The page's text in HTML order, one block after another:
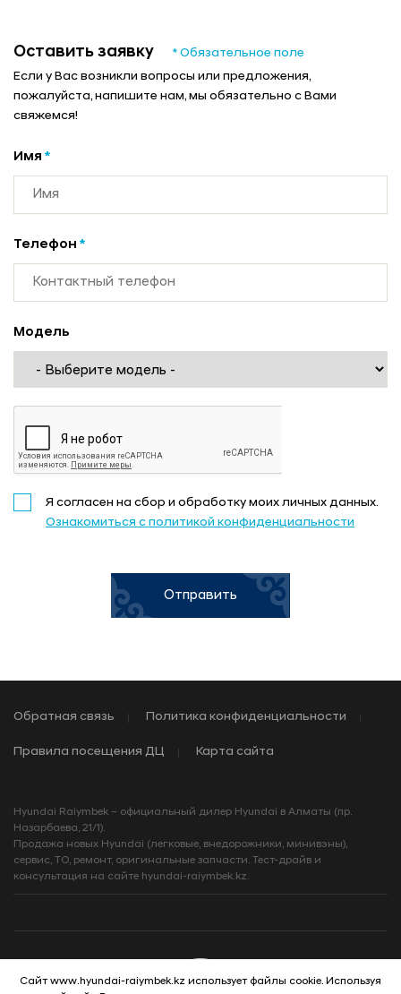
Оставить заявку
* Обязательное поле
Если у Вас возникли вопросы или предложения,
пожалуйста, напишите нам, мы обязательно с Вами
свяжемся!
Имя *
Телефон *
Модель
Я согласен на сбор и обработку моих личных данных.
Ознакомиться с политикой конфиденциальности
Отправить
Обратная связь Политика конфиденциальности
Правила посещения ДЦ Карта сайта
Hyundai Raiymbek – официальный дилер Hyundai в Алматы (пр.
Назарбаева, 21/1).
Продажа новых Hyundai (легковые, внедорожники, минивэны),
сервис, ТО, ремонт, оригинальные запчасти. Тест-драйв и
консультация на сайте hyundai-raiymbek.kz.
Сайт www.hyundai-raiymbek.kz использует файлы cookie. Используя